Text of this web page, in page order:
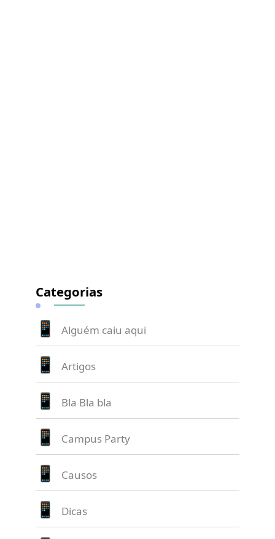
Categorias
Alguém caiu aqui
Artigos
Bla Bla bla
Campus Party
Causos
Dicas